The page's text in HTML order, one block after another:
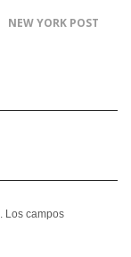
NEW YORK POST
Los campos